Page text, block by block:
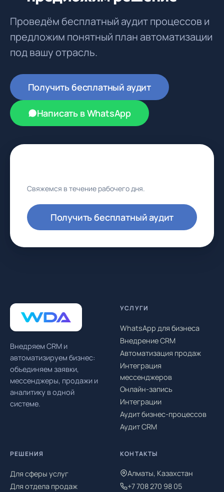
Проведём бесплатный аудит процессов и
предложим понятный план автоматизации
под вашу отрасль.
Получить бесплатный аудит
Написать в WhatsApp
Свяжемся в течение рабочего дня.
Получить бесплатный аудит
Внедряем CRM и
автоматизируем бизнес:
объединяем заявки,
мессенджеры, продажи и
аналитику в одной
системе.
УСЛУГИ
WhatsApp для бизнеса
Внедрение CRM
Автоматизация продаж
Интеграция
мессенджеров
Онлайн-запись
Интеграции
Аудит бизнес-процессов
Аудит CRM
РЕШЕНИЯ
Для сферы услуг
Для отдела продаж
КОНТАКТЫ
Алматы, Казахстан
+7 708 270 98 05